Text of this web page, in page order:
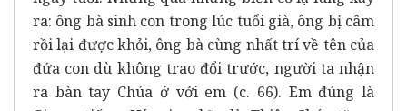
ra: ông bà sinh con trong lúc tuổi già, ông bị câm
rồi lại được khỏi, ông bà cùng nhất trí về tên của
đứa con dù không trao đổi trước, người ta nhận
ra bàn tay Chúa ở với em (c. 66). Em đúng là